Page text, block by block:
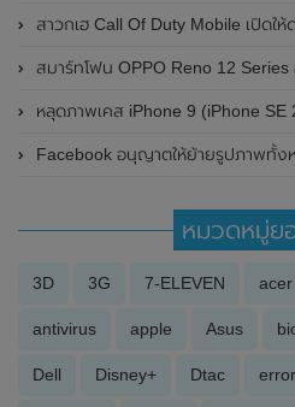
สาวกเฮ Call Of Duty Mobile เปิดให้ดาวน์
สมาร์ทโฟน OPPO Reno 12 Series อาจมาพร้อม
หลุดภาพเคส iPhone 9 (iPhone SE 2) ค
Facebook อนุญาตให้ย้ายรูปภาพทั้ง
หมวดหมู่ย
3D 3G 7-ELEVEN acer
antivirus apple Asus
Dell Disney+ Dtac error